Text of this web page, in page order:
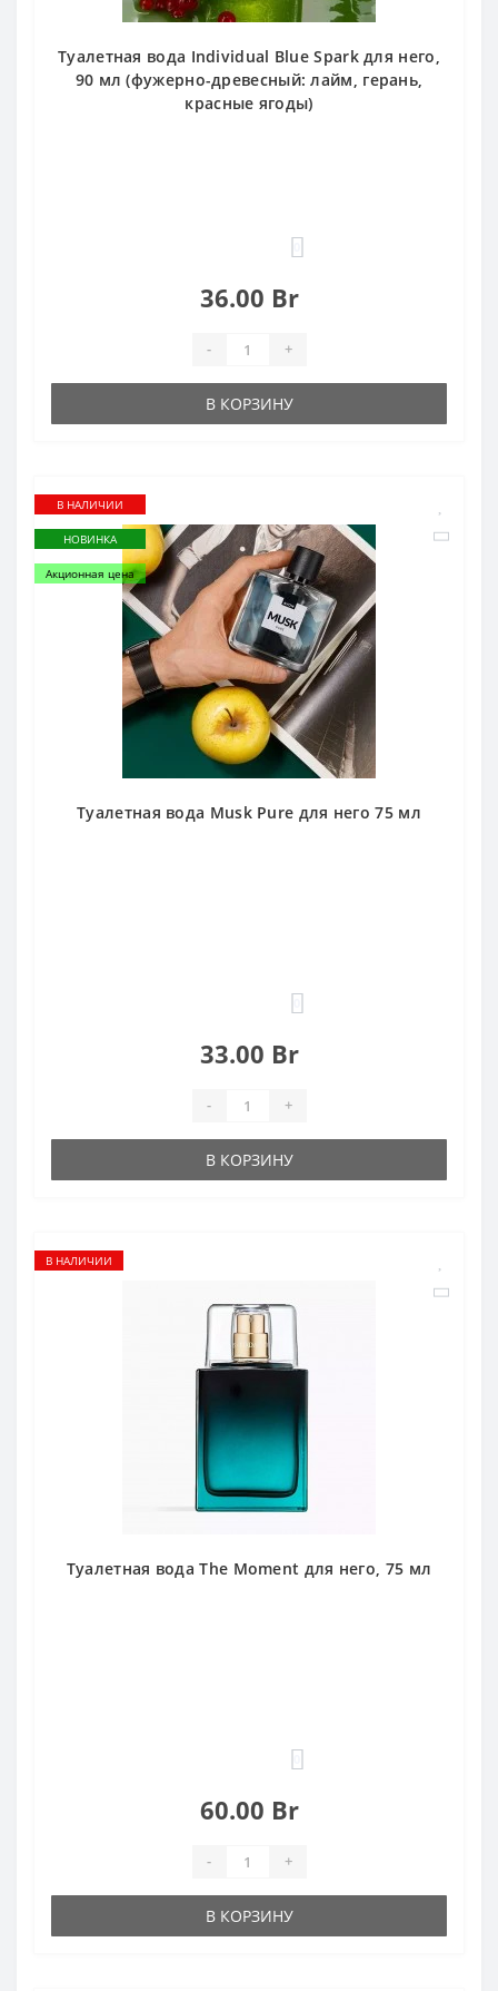
Туалетная вода Individual Blue Spark для него,
90 мл (фужерно-древесный: лайм, герань,
красные ягоды)
36.00 Br
- +
В КОРЗИНУ
В НАЛИЧИИ
НОВИНКА
Акционная цена
Туалетная вода Musk Pure для него 75 мл
33.00 Br
- +
В КОРЗИНУ
В НАЛИЧИИ
Туалетная вода The Moment для него, 75 мл
60.00 Br
- +
В КОРЗИНУ